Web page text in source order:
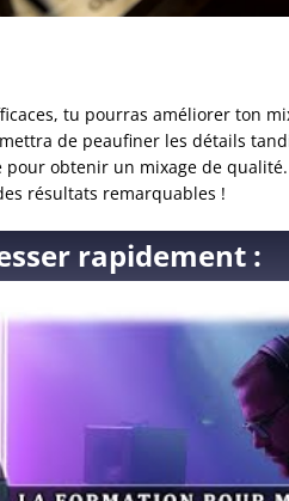
tu pourras améliorer ton
de peaufiner les détails
obtenir un mixage de qualité.
résultats remarquables !
rapidement :